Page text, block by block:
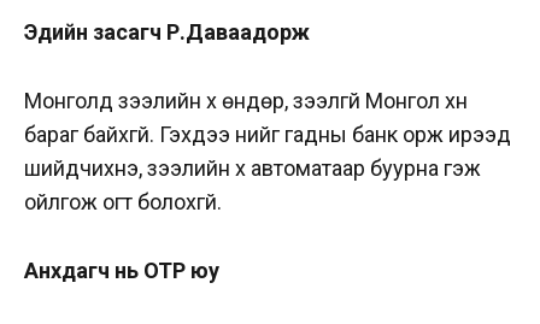
Эдийн засагч Р.Даваадорж
Монголд зээлийн хүү өндөр, зээлгүй Монгол хүн
бараг байхгүй. Гэхдээ үүнийг гадны банк орж ирээд
шийдчихнэ, зээлийн хүү автоматаар буурна гэж
ойлгож огт болохгүй.
Анхдагч нь ОТР юу